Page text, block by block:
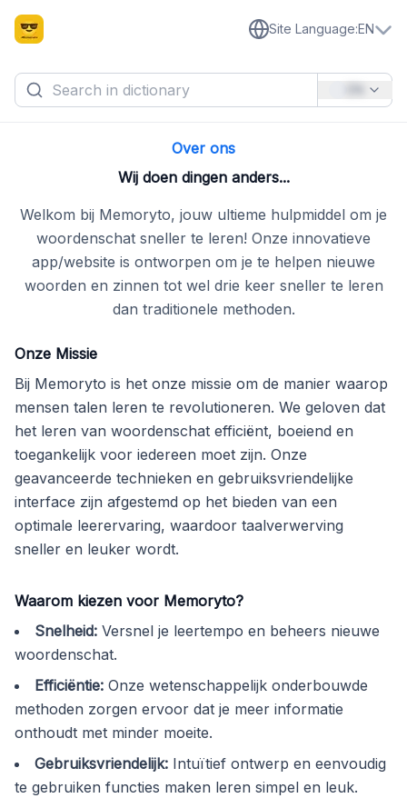
Site Language:EN
Over ons
Wij doen dingen anders...
Welkom bij Memoryto, jouw ultieme hulpmiddel om je
woordenschat sneller te leren! Onze innovatieve
app/website is ontworpen om je te helpen nieuwe
woorden en zinnen tot wel drie keer sneller te leren
dan traditionele methoden.
Onze Missie
Bij Memoryto is het onze missie om de manier waarop
mensen talen leren te revolutioneren. We geloven dat
het leren van woordenschat efficiënt, boeiend en
toegankelijk voor iedereen moet zijn. Onze
geavanceerde technieken en gebruiksvriendelijke
interface zijn afgestemd op het bieden van een
optimale leerervaring, waardoor taalverwerving
sneller en leuker wordt.
Waarom kiezen voor Memoryto?
Snelheid: Versnel je leertempo en beheers nieuwe
woordenschat.
Efficiëntie: Onze wetenschappelijk onderbouwde
methoden zorgen ervoor dat je meer informatie
onthoudt met minder moeite.
Gebruiksvriendelijk: Intuïtief ontwerp en eenvoudig
te gebruiken functies maken leren simpel en leuk.